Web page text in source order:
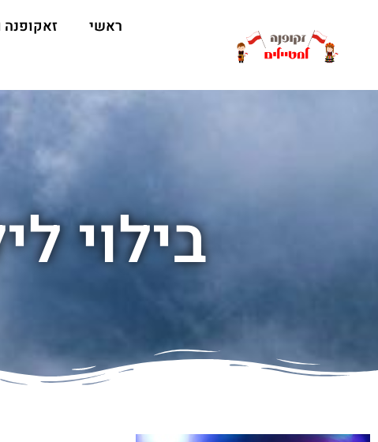
ראשי זאקופנה
בילוי